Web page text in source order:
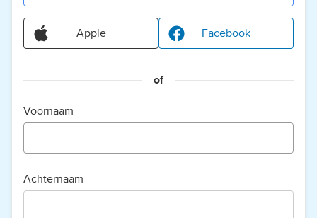
Apple Facebook
of
Voornaam
Achternaam